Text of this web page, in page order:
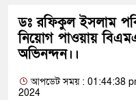
ডঃ রফিকুল ইসলাম
নিয়োগ পাওয়ায়
অভিনন্দন।।
আপডেট সময় : 01:44:38
2024